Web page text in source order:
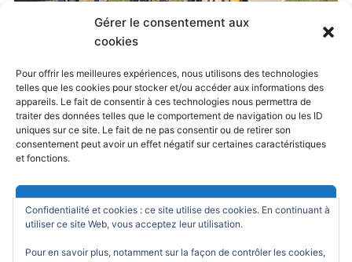
Gérer le consentement aux
cookies
Pour offrir les meilleures expériences, nous utilisons des technologies
telles que les cookies pour stocker et/ou accéder aux informations des
appareils. Le fait de consentir à ces technologies nous permettra de
traiter des données telles que le comportement de navigation ou les ID
uniques sur ce site. Le fait de ne pas consentir ou de retirer son
consentement peut avoir un effet négatif sur certaines caractéristiques
et fonctions.
Accepter
Published 30 août 2023at2560 × 1440in
Les dimanches oratoriens 2023-2024. Both
comments and trackbacks are currently closed.
Confidentialité et cookies : ce site utilise des cookies. En continuant à
utiliser ce site Web, vous acceptez leur utilisation.
Pour en savoir plus, notamment sur la façon de contrôler les cookies,